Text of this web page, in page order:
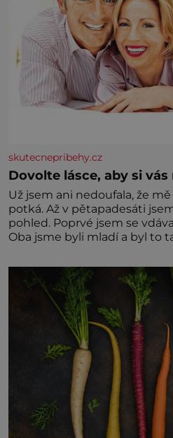
skutecnepribehy.cz
Dovolte lásce, aby si vás
Už jsem ani nedoufala, že
potká. Až v pětapadesáti
pohled. Poprvé jsem se
Oba jsme byli mladí a byl to
zaopatřený mladý muž.
nesvědčilo, brzy jsme zjistili,